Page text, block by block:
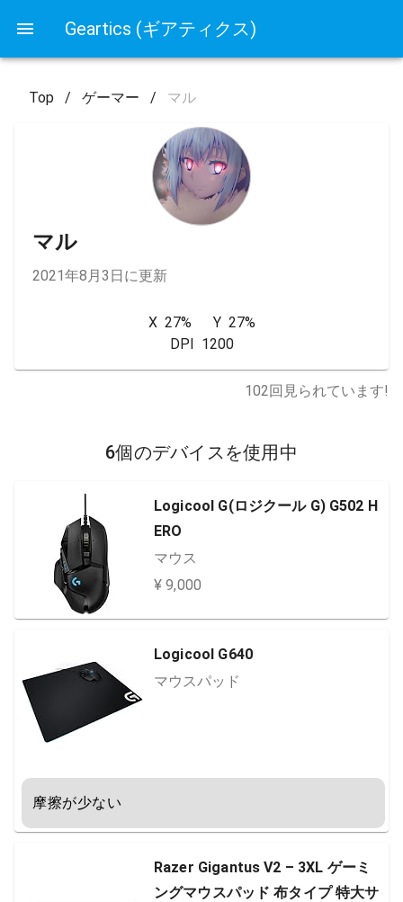
Geartics (ギアティクス)
Top / ゲーマー / マル
マル
2021年8月3日に更新
X  27%      Y  27%
DPI  1200
102回見られています!
6個のデバイスを使用中
Logicool G(ロジクール G) G502 H
ERO
マウス
¥ 9,000
Logicool G640
マウスパッド
摩擦が少ない
Razer Gigantus V2 – 3XL ゲーミ
ングマウスパッド 布タイプ 特大サ